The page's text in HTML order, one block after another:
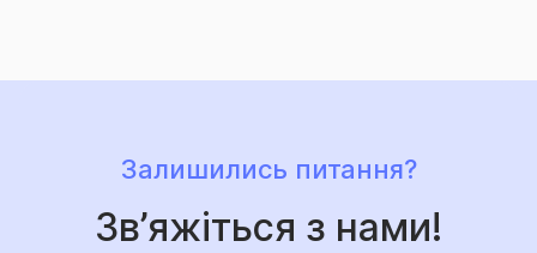
Залишились питання?
Зв’яжіться з нами!